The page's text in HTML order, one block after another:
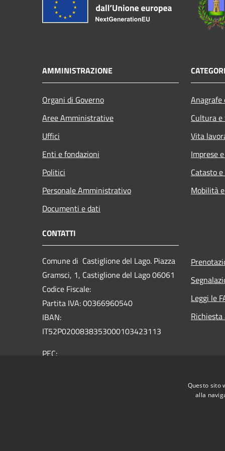
AMMINISTRAZIONE
Organi di Governo
Aree Amministrative
Uffici
Enti e fondazioni
Politici
Personale Amministrativo
Documenti e dati
Cultura
Vita
Imprese
Catasto
Mobilità
CONTATTI
Comune di Castiglione del Lago. Piazza
Gramsci, 1, Castiglione del Lago 06061
Codice Fiscale:
Partita IVA: 00366960540
IBAN:
IT52P0200838353000103423113
PEC:
Leggi le
Questo sito
alla